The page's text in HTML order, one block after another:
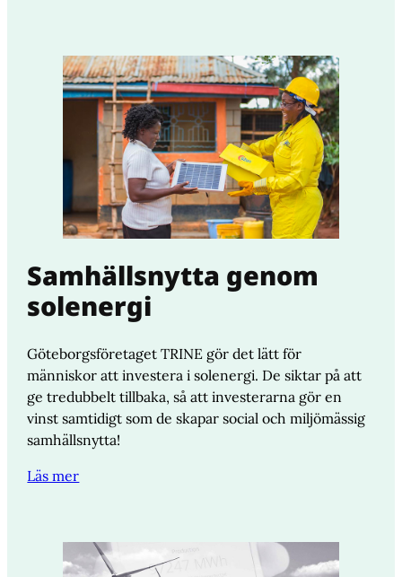
Samhällsnytta genom
solenergi
Göteborgsföretaget TRINE gör det lätt för
människor att investera i solenergi. De siktar på att
ge tredubbelt tillbaka, så att investerarna gör en
vinst samtidigt som de skapar social och miljömässig
samhällsnytta!
Läs mer